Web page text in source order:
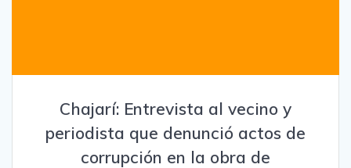
Chajarí: Entrevista al vecino y
periodista que denunció actos de
corrupción en la obra de